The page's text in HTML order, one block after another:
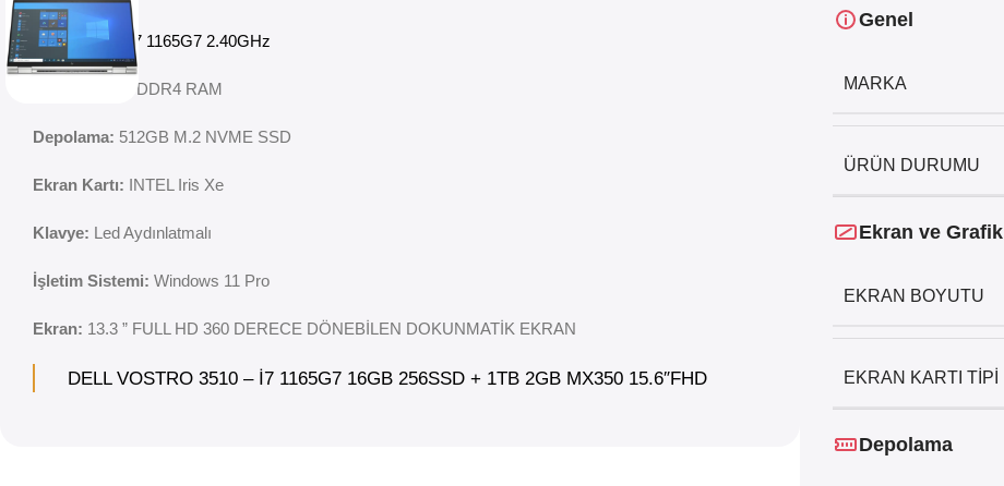
İşlemci: Intel i7 1165G7 2.40GHz
16GB DDR4 RAM
Depolama: 512GB M.2 NVME SSD
Ekran Kartı: INTEL Iris Xe
Klavye: Led Aydınlatmalı
İşletim Sistemi: Windows 11 Pro
Ekran: 13.3 ” FULL HD 360 DERECE DÖNEBİLEN DOKUNMATİK EKRAN
DELL VOSTRO 3510 – İ7 1165G7 16GB 256SSD + 1TB 2GB MX350 15.6″FHD
Genel
MARKA
ÜRÜN DURUMU
Ekran ve Grafik
EKRAN BOYUTU
EKRAN KARTI TIPI
Depolama